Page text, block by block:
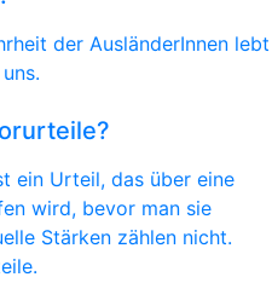
der AusländerInnen lebt
ein Urteil, das über eine
wird, bevor man sie
Stärken zählen nicht.